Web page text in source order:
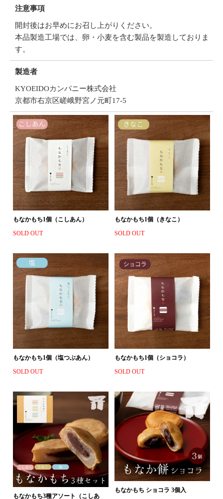
注意事項
開封後はお早めにお召し上がりください。
本品製造工場では、卵・小麦を含む製品を製造しておりま
す。
製造者
KYOEIDOカンパニー株式会社
京都市右京区嵯峨野宮ノ元町17-5
もなかもち1個（こしあん）
SOLD OUT
もなかもち1個（きなこ）
SOLD OUT
もなかもち1個（塩つぶあん）
SOLD OUT
もなかもち1個（ショコラ）
SOLD OUT
もなかもち3種アソート（こしあ
もなかもち ショコラ 3個入